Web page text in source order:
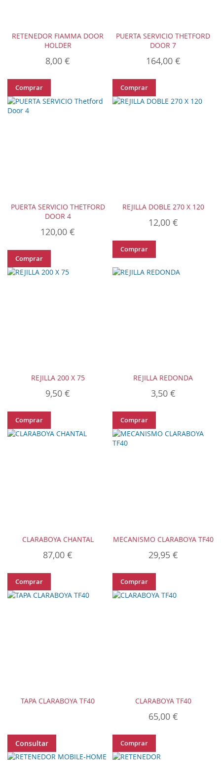
RETENEDOR FIAMMA DOOR
HOLDER
8,00 €
Comprar
PUERTA SERVICIO THETFORD
DOOR 7
164,00 €
Comprar
PUERTA SERVICIO THETFORD
DOOR 4
120,00 €
Comprar
REJILLA DOBLE 270 X 120
12,00 €
Comprar
REJILLA 200 X 75
9,50 €
Comprar
REJILLA REDONDA
3,50 €
Comprar
CLARABOYA CHANTAL
87,00 €
Comprar
MECANISMO CLARABOYA TF40
29,95 €
Comprar
TAPA CLARABOYA TF40
Consultar
CLARABOYA TF40
65,00 €
Comprar